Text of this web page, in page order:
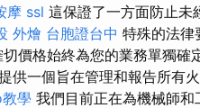
摩 ssl 這保證了一方面防止未
外燴 台胞證台中 特殊的法律
價格始終為您的業務單獨確
供一個旨在管理和報告所有
學 我們目前正在為機械師和